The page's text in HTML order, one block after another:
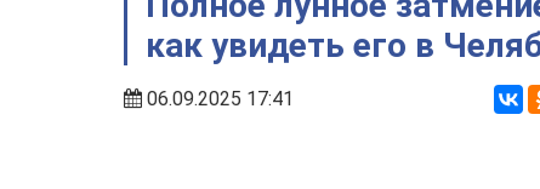
как увидеть его в
06.09.2025 17:41